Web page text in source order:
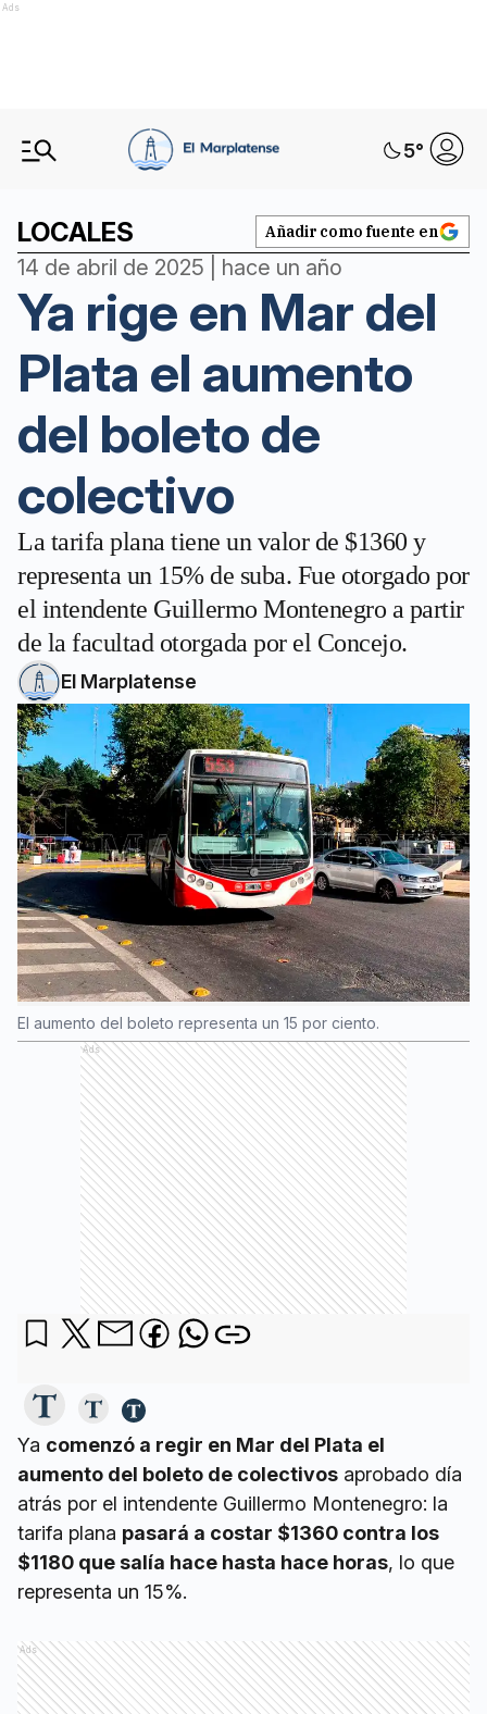
Ads
5°
LOCALES Añadir como fuente en
14 de abril de 2025 | hace un año
Ya rige en Mar del
Plata el aumento
del boleto de
colectivo
La tarifa plana tiene un valor de $1360 y
representa un 15% de suba. Fue otorgado por
el intendente Guillermo Montenegro a partir
de la facultad otorgada por el Concejo.
El Marplatense
El aumento del boleto representa un 15 por ciento.
Ads
Ya comenzó a regir en Mar del Plata el
aumento del boleto de colectivos aprobado día
atrás por el intendente Guillermo Montenegro: la
tarifa plana pasará a costar $1360 contra los
$1180 que salía hace hasta hace horas, lo que
representa un 15%.
Ads